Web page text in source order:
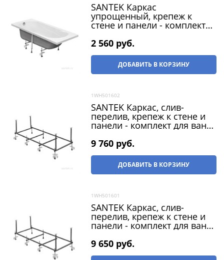
SANTEK Каркас
упрощенный, крепеж к
стене и панели - комплект
150х70
2 560 руб.
ДОБАВИТЬ В КОРЗИНУ
1WH501602
SANTEK Каркас, слив-
перелив, крепеж к стене и
панели - комплект для ванн
9 760 руб.
ДОБАВИТЬ В КОРЗИНУ
1WH501601
SANTEK Каркас, слив-
перелив, крепеж к стене и
панели - комплект для ванн
9 650 руб.